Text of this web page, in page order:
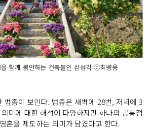
을 함께 봉안하는 건축물인 삼성각 ⓒ최병용
범종이 보인다. 범종은 새벽에 28번, 저녁에 3
미에 대한 해석이 다양하지만 하나의 공통점
혼을 제도하는 의미가 담겼다고 한다.